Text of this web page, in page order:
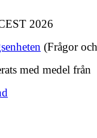
2026
(Frågor
med medel från